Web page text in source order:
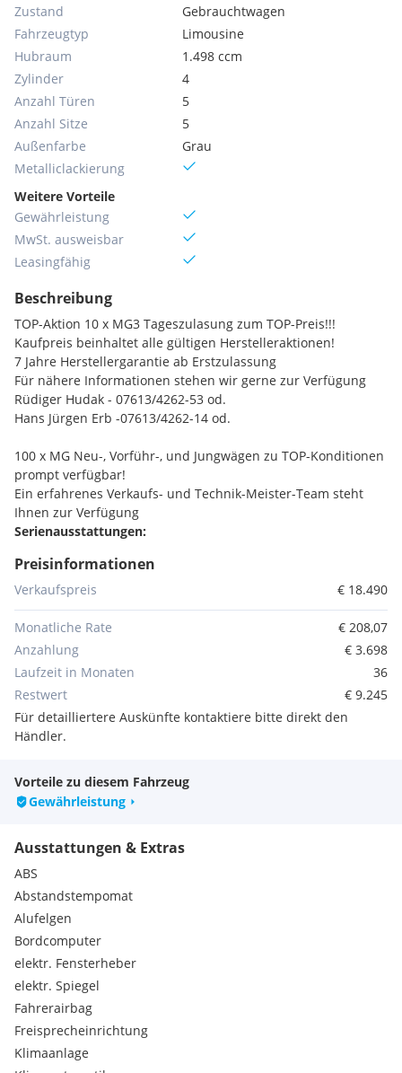
Zustand
Gebrauchtwagen
Fahrzeugtyp
Limousine
Hubraum
1.498 ccm
Zylinder
4
Anzahl Türen
5
Anzahl Sitze
5
Außenfarbe
Grau
Metallic­lackierung
Weitere Vorteile
Gewährleistung
MwSt. ausweisbar
Leasingfähig
Beschreibung
TOP-Aktion 10 x MG3 Tageszulasung zum TOP-Preis!!!
Kaufpreis beinhaltet alle gültigen Herstelleraktionen!
7 Jahre Herstellergarantie ab Erstzulassung
Für nähere Informationen stehen wir gerne zur Verfügung
Rüdiger Hudak - 07613/4262-53 od.
Hans Jürgen Erb -07613/4262-14 od.
100 x MG Neu-, Vorführ-, und Jungwägen zu TOP-Konditionen
prompt verfügbar!
Ein erfahrenes Verkaufs- und Technik-Meister-Team steht
Ihnen zur Verfügung
Serienausstattungen:
Garantie
Uni-Lackierung
Außenspiegel in Wagenfarbe
Lenkrad höhenverstellbar
Reifenreparaturset
Audio-System mit 6 Lautsprechern
Beifahrersitz 4-fach einstellbar
DAB+Radio
Querverkehrswarnung hinten (RTA)
Vordersitze: 3-Punkt-Automatikgurt + Gurtstraffer und
Außenspiegel beheizbar
Außenspiegel automatisch anklappbar
Auto Hold
DAB+
Frontkollisionswarnsystem (FCW)
Geschwindigkeitsassistent (SAS)
Gurtwarnsystem für Vorder- und Rücksitze
Intelligente Fernlichtsteuerung (IHC)
Lüftungsdüsen hinten
Leselampe vorne
Außenspiegel mit integrierter Blinker
Coming Home-Funktion
EBA (Bremsassistent)
Start-/Stopptaste
Preisinformationen
Verkaufspreis € 18.490
Monatliche Rate
€ 208,07
Anzahlung
€ 3.698
Laufzeit in Monaten
36
Restwert
€ 9.245
Für detailliertere Auskünfte kontaktiere bitte direkt den
Händler.
Vorteile zu diesem Fahrzeug
Gewährleistung
Ausstattungen & Extras
ABS
Abstandstempomat
Alufelgen
Bordcomputer
elektr. Fensterheber
elektr. Spiegel
Fahrerairbag
Freisprecheinrichtung
Klimaanlage